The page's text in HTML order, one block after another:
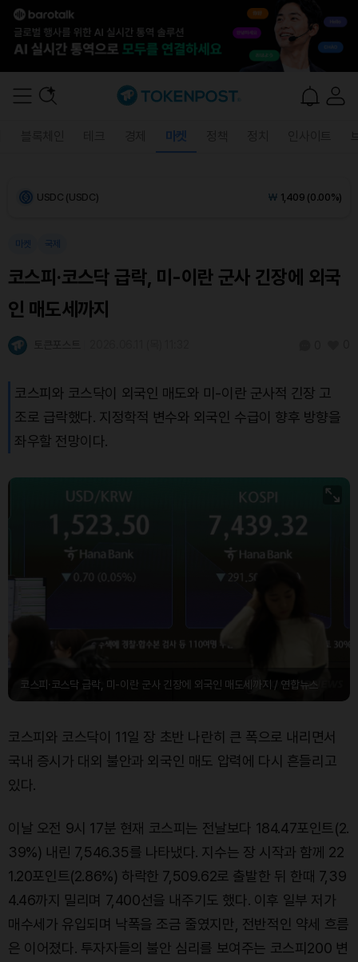
마켓
Ethereum (ETH) ₩2,700,182 (-0.15%)
XRP (XRP) ₩1,452(-0.44%)
Solana (SOL)
TRON (TRX) ₩ 465.7 (+0.29%)
Hyperliquid (HYPE)
Bitcoin (BTC) ₩ 91,506,002 (+0.18%)
마켓 국제
코스피·코스닥 급락, 미-이란 군사 긴장에 외국
인 매도세까지
코스피와 코스닥이 외국인 매도와 미-이란 군사적 긴장 고
조로 급락했다. 지정학적 변수와 외국인 수급이 향후 방향을
좌우할 전망이다.
코스피·코스닥 급락, 미-이란 군사 긴장에 외국인 매도세까지 / 연합뉴스
코스피와 코스닥이 11일 장 초반 나란히 큰 폭으로 내리면서
국내 증시가 대외 불안과 외국인 매도 압력에 다시 흔들리고
있다.
이날 오전 9시 17분 현재 코스피는 전날보다 184.47포인트(2.
39%) 내린 7,546.35를 나타냈다. 지수는 장 시작과 함께 22
1.20포인트(2.86%) 하락한 7,509.62로 출발한 뒤 한때 7,39
4.46까지 밀리며 7,400선을 내주기도 했다. 이후 일부 저가
매수세가 유입되며 낙폭을 조금 줄였지만, 전반적인 약세 흐름
은 이어졌다. 투자자들의 불안 심리를 보여주는 코스피200 변